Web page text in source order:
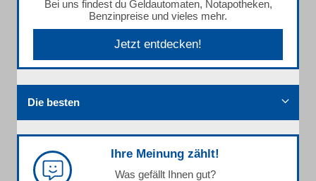
Bei uns findest du Geldautomaten, Notapotheken,
Benzinpreise und vieles mehr.
Jetzt entdecken!
Die besten
Ihre Meinung zählt!
Was gefällt Ihnen gut?